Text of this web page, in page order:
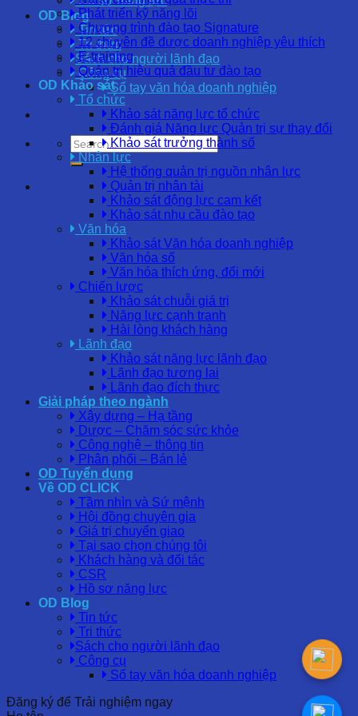
OD Blog
Tin tức
Tri thức
Sách cho người lãnh đạo
Công cụ
Sổ tay văn hóa doanh nghiệp
Phát triển kỹ năng lõi
Chương trình đào tạo Signature
12 chuyên đề được doanh nghiệp yêu thích
E-training
Quản trị hiệu quả đầu tư đào tạo
OD Khảo sát
Tổ chức
Khảo sát năng lực tổ chức
Đánh giá Năng lực Quản trị sự thay đổi
Khảo sát trưởng thành số
Nhân lực
Hệ thống quản trị nguồn nhân lực
Quản trị nhân tài
Khảo sát động lực cam kết
Khảo sát nhu cầu đào tạo
Văn hóa
Khảo sát Văn hóa doanh nghiệp
Văn hóa số
Văn hóa thích ứng, đổi mới
Chiến lược
Khảo sát chuỗi giá trị
Năng lực cạnh tranh
Hài lòng khách hàng
Lãnh đạo
Khảo sát năng lực lãnh đạo
Lãnh đạo tương lai
Lãnh đạo đích thực
Giải pháp theo ngành
Xây dựng – Hạ tầng
Dược – Chăm sóc sức khỏe
Công nghệ – thông tin
Phân phối – Bán lẻ
OD Tuyển dụng
Về OD CLICK
Tầm nhìn và Sứ mệnh
Hội đồng chuyên gia
Giá trị chuyển giao
Tại sao chọn chúng tôi
Khách hàng và đối tác
CSR
Hồ sơ năng lực
OD Blog
Tin tức
Tri thức
Sách cho người lãnh đạo
Công cụ
Sổ tay văn hóa doanh nghiệp
Đăng ký để Trải nghiệm ngay